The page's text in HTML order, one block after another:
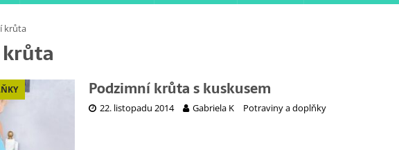
krůta
Podzimní krůta s kuskusem
22. listopadu 2014 Gabriela K Potraviny a doplňky